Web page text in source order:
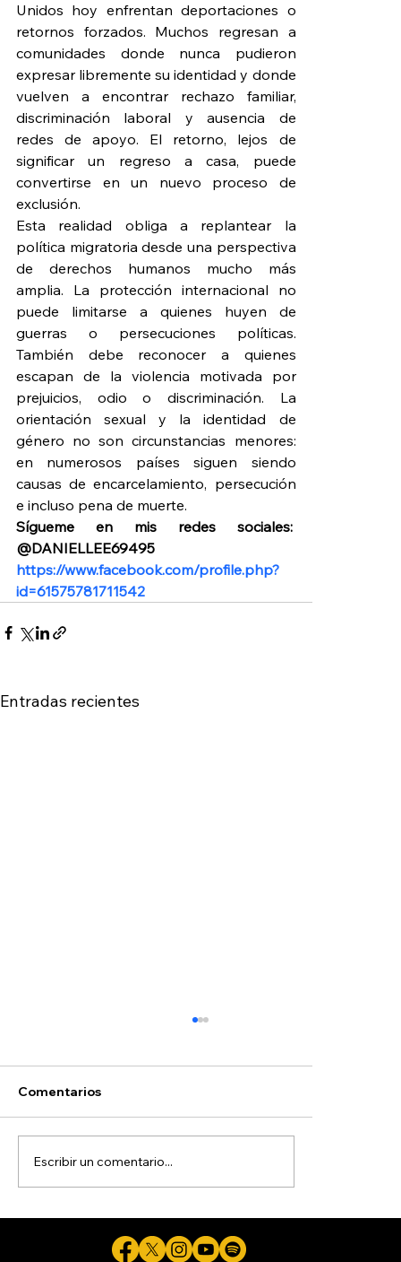
Unidos hoy enfrentan deportaciones o
retornos forzados. Muchos regresan a
comunidades donde nunca pudieron
expresar libremente su identidad y donde
vuelven a encontrar rechazo familiar,
discriminación laboral y ausencia de
redes de apoyo. El retorno, lejos de
significar un regreso a casa, puede
convertirse en un nuevo proceso de
exclusión.
Esta realidad obliga a replantear la
política migratoria desde una perspectiva
de derechos humanos mucho más
amplia. La protección internacional no
puede limitarse a quienes huyen de
guerras o persecuciones políticas.
También debe reconocer a quienes
escapan de la violencia motivada por
prejuicios, odio o discriminación. La
orientación sexual y la identidad de
género no son circunstancias menores:
en numerosos países siguen siendo
causas de encarcelamiento, persecución
e incluso pena de muerte.
Sígueme en mis redes sociales:
https://www.facebook.com/profile.php?
id=61575781711542
Entradas recientes
miles de niños migrantes
Comentarios
Escribir un comentario...